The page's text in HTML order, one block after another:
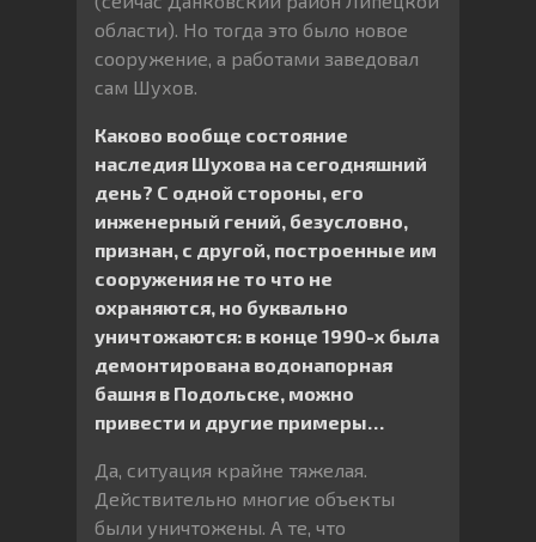
области). Но тогда это было новое
сооружение, а работами заведовал
сам Шухов.
Каково вообще состояние
наследия Шухова на сегодняшний
день? С одной стороны, его
инженерный гений, безусловно,
признан, с другой, построенные им
сооружения не то что не
охраняются, но буквально
уничтожаются: в конце 1990-х была
демонтирована водонапорная
башня в Подольске, можно
привести и другие примеры…
Да, ситуация крайне тяжелая.
Действительно многие объекты
были уничтожены. А те, что